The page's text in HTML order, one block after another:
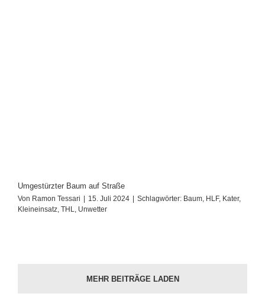
Umgestürzter Baum auf Straße
Von Ramon Tessari | 15. Juli 2024 | Schlagwörter: Baum HLF, Kater,
Kleineinsatz THL Unwetter
MEHR BEITRÄGE LADEN